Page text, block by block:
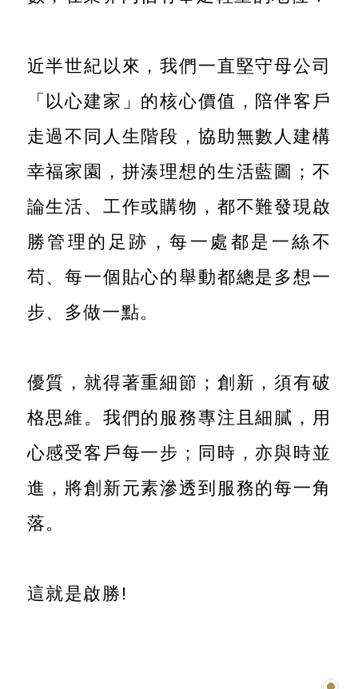
近半世紀以來，我們一直堅守母公司
「以心建家」的核心價值，陪伴客戶
走過不同人生階段，協助無數人建構
幸福家園，拼湊理想的生活藍圖；不
論生活、工作或購物，都不難發現啟
勝管理的足跡，每一處都是一絲不
苟、每一個貼心的舉動都總是多想一
步、多做一點。
優質，就得著重細節；創新，須有破
格思維。我們的服務專注且細膩，用
心感受客戶每一步；同時，亦與時並
進，將創新元素滲透到服務的每一角
落。
這就是啟勝!